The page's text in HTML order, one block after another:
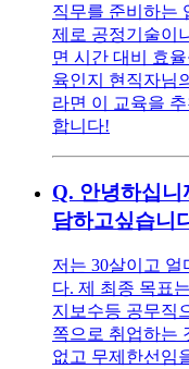
직무를 준비하는
제로 공정기술이
면 시간 대비 효
육인지 현직자님
라면 이 교육을
합니다!
Q. 안녕하십
담하고싶습니
저는 30살이고 얼
다. 제 최종 목표
지보수등 공무직
쪽으로 취업하는
없고 무제한선임